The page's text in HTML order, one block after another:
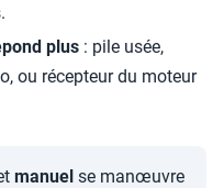
plus : pile usée,
ou récepteur du moteur
manuel se manœuvre